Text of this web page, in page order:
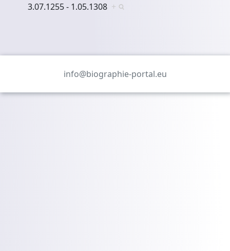
3.07.1255 - 1.05.1308 +
info@biographie-portal.eu